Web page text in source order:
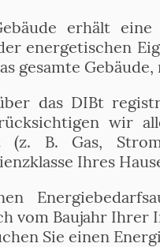
erhält eine
energetischen
gesamte
das DIBt
wir
(z. B. Gas,
Ihres
vom Baujahr Ihrer
Sie einen